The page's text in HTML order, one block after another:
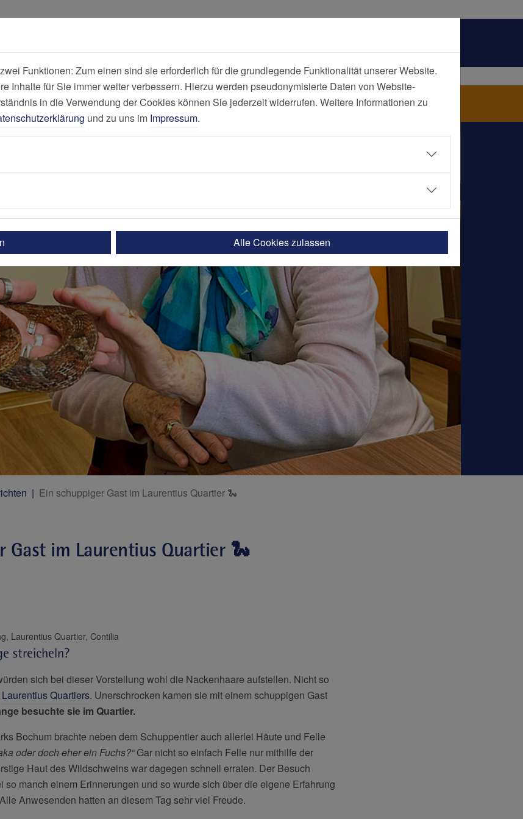
Nachricht
Ein schuppiger Gast im Laurentius Quartier 🐍
Gast im Laurentius Quartier 🐍
Contilia Pflege und Betreuung, Laurentius Quartier, Contilia
streicheln?
sich bei dieser Vorstellung wohl die Nackenhaare aufstellen. Nicht so
Laurentius Quartiers. Unerschrocken kamen sie mit einem schuppigen Gast
besuchte sie im Quartier.
Bochum brachte neben dem Schuppentier auch allerlei Häute und Felle
oder doch eher ein Fuchs?“Gar nicht so einfach Felle nur mithilfe der
Haut des Wildschweins war dagegen schnell erraten. Der Besuch
so manch einem Erinnerungen und so wurde sich über die eigene Erfahrung
Anwesenden hatten an diesem Tag sehr viel Freude.
Funktionen: Zum einen sind sie erforderlich für die grundlegende Funktionalität unserer Website.
Inhalte für Sie immer weiter verbessern. Hierzu werden pseudonymisierte Daten von Website-
in die Verwendung der Cookies können Sie jederzeit widerrufen. Weitere Informationen zu
und zu uns im Impressum.
Alle Cookies zulassen